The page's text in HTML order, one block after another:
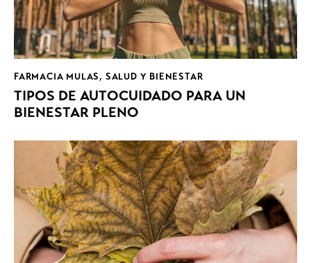
FARMACIA MULAS, SALUD Y BIENESTAR
TIPOS DE AUTOCUIDADO PARA UN
BIENESTAR PLENO